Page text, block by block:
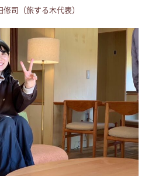
（旅する木代表）